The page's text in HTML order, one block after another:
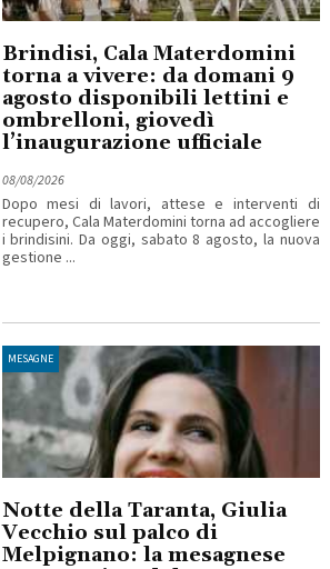
Brindisi, Cala Materdomini
torna a vivere: da domani 9
agosto disponibili lettini e
ombrelloni, giovedì
l’inaugurazione ufficiale
08/08/2026
Dopo mesi di lavori, attese e interventi di
recupero, Cala Materdomini torna ad accogliere
i brindisini. Da oggi, sabato 8 agosto, la nuova
gestione ...
MESAGNE
Notte della Taranta, Giulia
Vecchio sul palco di
Melpignano: la mesagnese